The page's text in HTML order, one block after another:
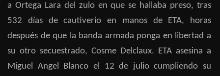
a Ortega Lara del zulo en que se hallaba preso, tras
532 días de cautiverio en manos de ETA, horas
después de que la banda armada ponga en libertad a
su otro secuestrado, Cosme Delclaux. ETA asesina a
Miguel Angel Blanco el 12 de julio cumpliendo su